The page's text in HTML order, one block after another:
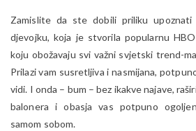
Zamislite da ste dobili priliku upoznati
djevojku, koja je stvorila popularnu
koju obožavaju svi važni svjetski trend-
Prilazi vam susretljiva i nasmijana,
vidi. I onda – bum – bez ikakve najave,
balonera i obasja vas potpuno
samom sobom.